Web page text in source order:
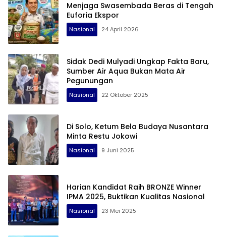
Menjaga Swasembada Beras di Tengah
Euforia Ekspor
Nasional 24 April 2026
Sidak Dedi Mulyadi Ungkap Fakta Baru,
Sumber Air Aqua Bukan Mata Air
Pegunungan
Nasional 22 Oktober 2025
Di Solo, Ketum Bela Budaya Nusantara
Minta Restu Jokowi
Nasional 9 Juni 2025
Harian Kandidat Raih BRONZE Winner
IPMA 2025, Buktikan Kualitas Nasional
Nasional 23 Mei 2025